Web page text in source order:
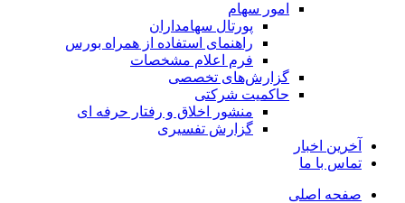
امور سهام
پورتال سهامداران
راهنمای استفاده از همراه بورس
فرم اعلام مشخصات
گزارش‌های تخصصی
حاکمیت شرکتی
منشور اخلاق و رفتار حرفه­ ای
گزارش تفسیری
آخرین اخبار
تماس با ما
صفحه اصلی